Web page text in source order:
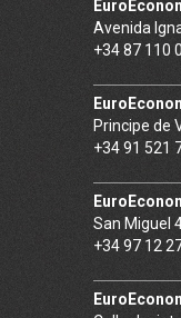
Avenida
+34 87 110
Principe de
+34 91 521
San Miguel
+34 97 12